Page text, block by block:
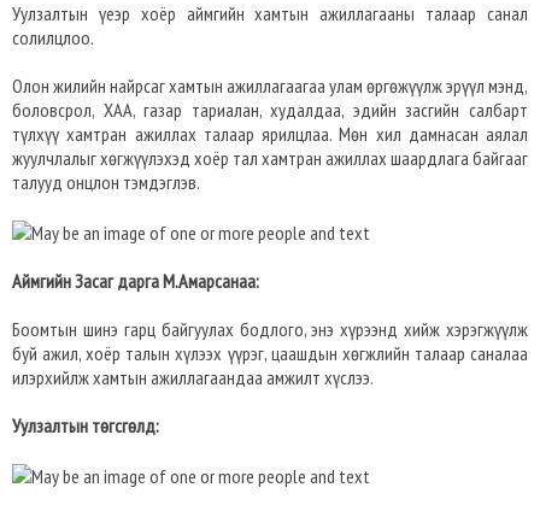
Уулзалтын үеэр хоёр аймгийн хамтын ажиллагааны талаар санал
солилцлоо.
Олон жилийн найрсаг хамтын ажиллагаагаа улам өргөжүүлж эрүүл мэнд,
боловсрол, ХАА, газар тариалан, худалдаа, эдийн засгийн салбарт
түлхүү хамтран ажиллах талаар ярилцлаа. Мөн хил дамнасан аялал
жуулчлалыг хөгжүүлэхэд хоёр тал хамтран ажиллах шаардлага байгааг
талууд онцлон тэмдэглэв.
Аймгийн Засаг дарга М.Амарсанаа:
Боомтын шинэ гарц байгуулах бодлого, энэ хүрээнд хийж хэрэгжүүлж
буй ажил, хоёр талын хүлээх үүрэг, цаашдын хөгжлийн талаар саналаа
илэрхийлж хамтын ажиллагаандаа амжилт хүслээ.
Уулзалтын төгсгөлд: